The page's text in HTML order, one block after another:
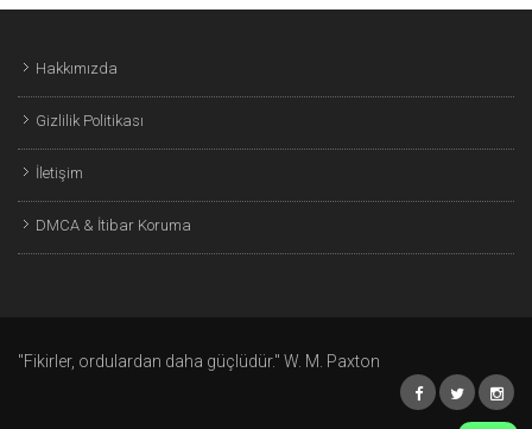
Hakkımızda
Gizlilik Politikası
İletişim
DMCA & İtibar Koruma
"Fikirler, ordulardan daha güçlüdür." W. M. Paxton